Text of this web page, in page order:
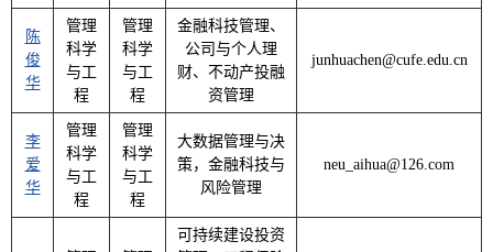
陈
俊
华
管理
科学
与工
程
管理
科学
与工
程
金融科技管理、
公司与个人理
财、不动产投融
资管理
junhuachen@cufe.edu.cn
李
爱
华
管理
科学
与工
程
管理
科学
与工
程
大数据管理与决
策，金融科技与
风险管理
neu_aihua@126.com
可持续建设投资